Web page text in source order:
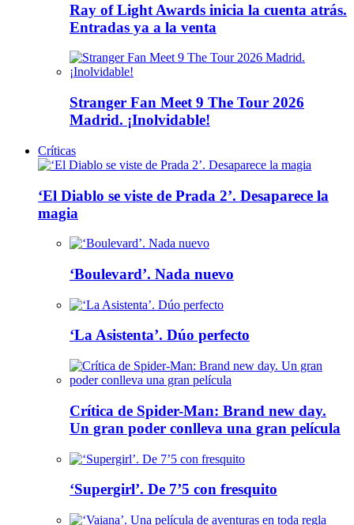
Ray of Light Awards inicia la cuenta atrás.
Entradas ya a la venta
Stranger Fan Meet 9 The Tour 2026
Madrid. ¡Inolvidable!
Críticas
‘El Diablo se viste de Prada 2’. Desaparece la
magia
‘Boulevard’. Nada nuevo
‘La Asistenta’. Dúo perfecto
Crítica de Spider-Man: Brand new day.
Un gran poder conlleva una gran película
‘Supergirl’. De 7’5 con fresquito